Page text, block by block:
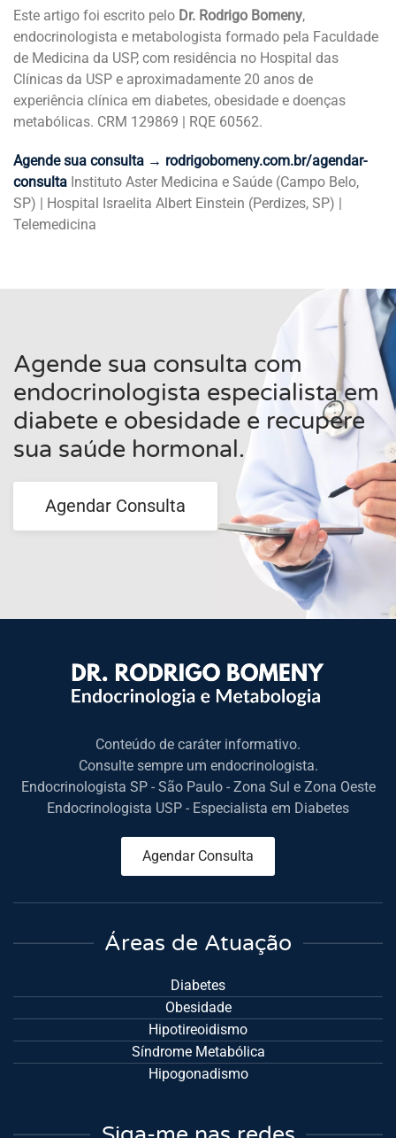
Este artigo foi escrito pelo Dr. Rodrigo Bomeny,
endocrinologista e metabologista formado pela Faculdade
de Medicina da USP, com residência no Hospital das
Clínicas da USP e aproximadamente 20 anos de
experiência clínica em diabetes, obesidade e doenças
metabólicas. CRM 129869 | RQE 60562.
Agende sua consulta → rodrigobomeny.com.br/agendar-
consulta Instituto Aster Medicina e Saúde (Campo Belo,
SP) | Hospital Israelita Albert Einstein (Perdizes, SP) |
Telemedicina
Agende sua consulta com
endocrinologista especialista em
diabete e obesidade e recupere
sua saúde hormonal.
Agendar Consulta
Conteúdo de caráter informativo.
Consulte sempre um endocrinologista.
Endocrinologista SP - São Paulo - Zona Sul e Zona Oeste
Endocrinologista USP - Especialista em Diabetes
Agendar Consulta
Áreas de Atuação
Diabetes
Obesidade
Hipotireoidismo
Síndrome Metabólica
Hipogonadismo